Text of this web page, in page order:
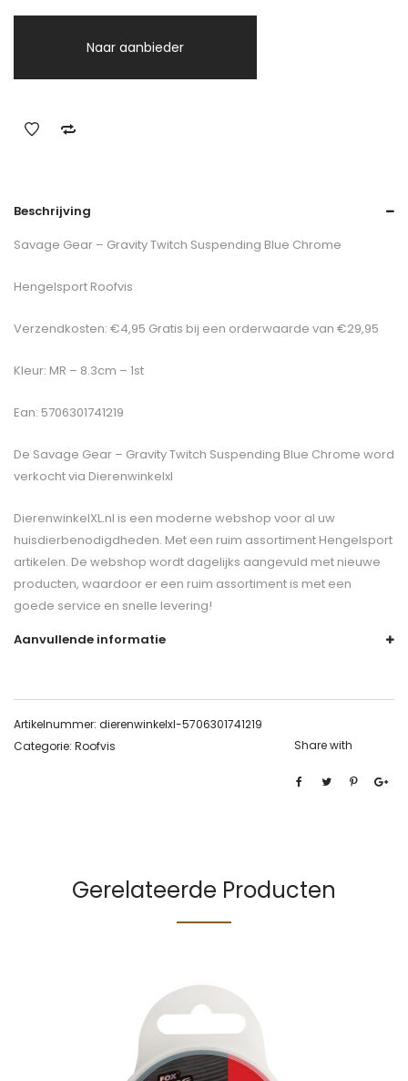
Naar aanbieder
Beschrijving
Savage Gear – Gravity Twitch Suspending Blue Chrome
Hengelsport Roofvis
Verzendkosten: €4,95 Gratis bij een orderwaarde van €29,95
Kleur: MR – 8.3cm – 1st
Ean: 5706301741219
De Savage Gear – Gravity Twitch Suspending Blue Chrome word
verkocht via Dierenwinkelxl
DierenwinkelXL.nl is een moderne webshop voor al uw
huisdierbenodigdheden. Met een ruim assortiment Hengelsport
artikelen. De webshop wordt dagelijks aangevuld met nieuwe
producten, waardoor er een ruim assortiment is met een
goede service en snelle levering!
Aanvullende informatie
Artikelnummer: dierenwinkelxl-5706301741219
Categorie: Roofvis Share with
Gerelateerde Producten